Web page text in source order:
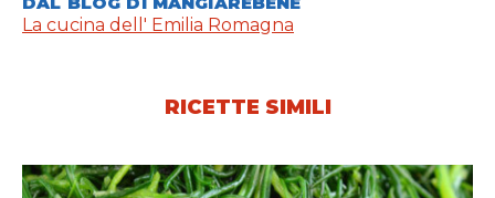
La cucina dell' Emilia Romagna
RICETTE SIMILI